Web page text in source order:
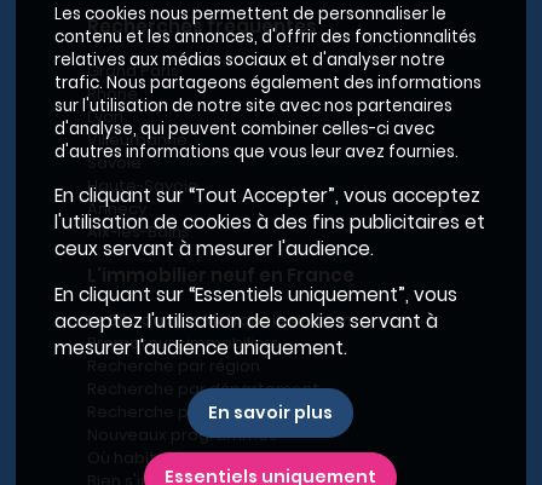
Recherches fréquentes
Grand Paris
Rhône
Lyon
Villeurbanne
Savoie
Haute-Savoie
Annecy
Aix-les-Bains
Le BRS dans la Métropole de Lyon
Promoteurs immobiliers
Recherche par département
Recherche par ville
Nouveaux programmes
Où habiter à Marseille ?
Bien s'installer
Les cookies nous permettent de personnaliser le
contenu et les annonces, d'offrir des fonctionnalités
relatives aux médias sociaux et d'analyser notre
trafic. Nous partageons également des informations
sur l'utilisation de notre site avec nos partenaires
d'analyse, qui peuvent combiner celles-ci avec
d'autres informations que vous leur avez fournies.
En cliquant sur “Tout Accepter”, vous acceptez
l'utilisation de cookies à des fins publicitaires et
ceux servant à mesurer l'audience.
En cliquant sur “Essentiels uniquement”, vous
acceptez l'utilisation de cookies servant à
mesurer l'audience uniquement.
En savoir plus
Essentiels uniquement